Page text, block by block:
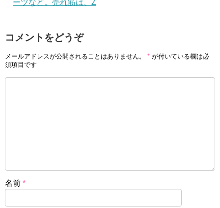
ーツなど。売れ筋は、Z
コメントをどうぞ
メールアドレスが公開されることはありません。 * が付いている欄は必
須項目です
名前 *